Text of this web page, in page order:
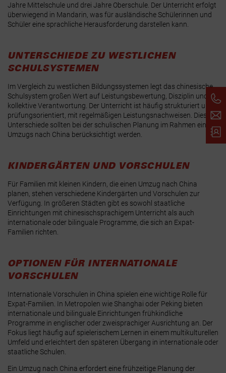
Jahre Mittelschule und drei Jahre Oberschule. Der Unterricht erfolgt
überwiegend in Mandarin, was für ausländische Schülerinnen und
Schüler eine sprachliche Herausforderung darstellen kann.
UNTERSCHIEDE ZU WESTLICHEN
SCHULSYSTEMEN
Im Vergleich zu westlichen Bildungssystemen legt das chinesische
Schulsystem großen Wert auf Leistungsbewertung, Disziplin und
kollektive Verantwortung. Der Unterricht ist häufig strukturiert und
prüfungsorientiert, mit regelmäßigen Leistungsnachweisen. Diese
Unterschiede sollten bei der schulischen Planung im Rahmen eines
Umzugs nach China berücksichtigt werden.
KINDERGÄRTEN UND VORSCHULEN
Für Familien mit kleinen Kindern, die einen Umzug nach China
planen, stehen verschiedene Kindergärten und Vorschulen zur
Verfügung. In größeren Städten gibt es sowohl staatliche
Einrichtungen mit chinesischsprachigem Unterricht als auch
internationale oder bilinguale Programme, die sich an Expat-
Familien richten.
OPTIONEN FÜR INTERNATIONALE
VORSCHULEN
Internationale Vorschulen in China spielen eine wichtige Rolle für
Expat-Familien. In Metropolen wie Shanghai oder Peking bieten
internationale und bilinguale Einrichtungen frühkindliche
Programme in englischer oder zweisprachiger Ausrichtung an. Der
Fokus liegt häufig auf spielerischem Lernen in einem multikulturellen
Umfeld und erleichtert den späteren Übergang in internationale oder
staatliche Schulen.
Ein Umzug nach China erfordert eine frühzeitige Planung der